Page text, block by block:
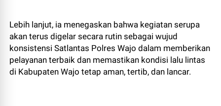
Lebih lanjut, ia menegaskan bahwa kegiatan serupa
akan terus digelar secara rutin sebagai wujud
konsistensi Satlantas Polres Wajo dalam memberikan
pelayanan terbaik dan memastikan kondisi lalu lintas
di Kabupaten Wajo tetap aman, tertib, dan lancar.